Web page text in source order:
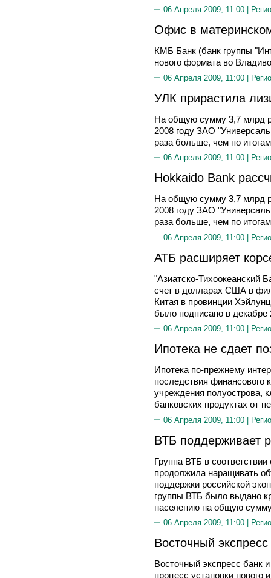
06 Апреля 2009, 11:00 |
Офис в
КМБ Банк (банк группы
нового формата во
06 Апреля 2009, 11:00 |
УЛК прирастила
На общую сумму 3,7 млрд
2008 году ЗАО
раза больше, чем по
06 Апреля 2009, 11:00 |
Hokkaido Bank
На общую сумму 3,7 млрд
2008 году ЗАО
раза больше, чем по
06 Апреля 2009, 11:00 |
АТБ расширяет
"Азиатско-Тихоокеанский
счет в долларах США в
Китая в провинции
было подписано в декабре
06 Апреля 2009, 11:00 |
Ипотека не сдает
Ипотека по-прежнему
последствия финансового
учреждения полуострова,
банковских продуктах от
06 Апреля 2009, 11:00 |
ВТБ поддерживает
Группа ВТБ в
продолжила наращивать
поддержки российской
группы ВТБ было выдано
населению на общую
06 Апреля 2009, 11:00 |
Восточный
Восточный экспресс банк
процесс установки